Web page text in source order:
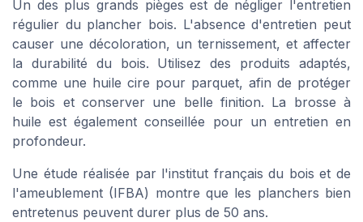
Un des plus grands pièges est de négliger l'entretien
régulier du plancher bois. L'absence d'entretien peut
causer une décoloration, un ternissement, et affecter
la durabilité du bois. Utilisez des produits adaptés,
comme une huile cire pour parquet, afin de protéger
le bois et conserver une belle finition. La brosse à
huile est également conseillée pour un entretien en
profondeur.
Une étude réalisée par l'institut français du bois et de
l'ameublement (IFBA) montre que les planchers bien
entretenus peuvent durer plus de 50 ans.